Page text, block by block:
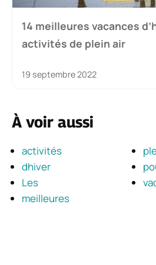
14 meilleures vacances
activités de plein air
19 septembre 2022
À voir aussi
activités
dhiver
Les
meilleures